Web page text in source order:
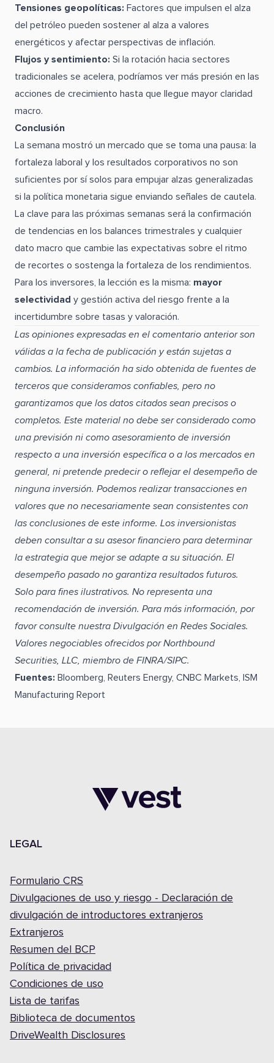
Tensiones geopolíticas: Factores que impulsen el alza
del petróleo pueden sostener al alza a valores
energéticos y afectar perspectivas de inflación.
Flujos y sentimiento: Si la rotación hacia sectores
tradicionales se acelera, podríamos ver más presión en las
acciones de crecimiento hasta que llegue mayor claridad
macro.
Conclusión
La semana mostró un mercado que se toma una pausa: la
fortaleza laboral y los resultados corporativos no son
suficientes por sí solos para empujar alzas generalizadas
si la política monetaria sigue enviando señales de cautela.
La clave para las próximas semanas será la confirmación
de tendencias en los balances trimestrales y cualquier
dato macro que cambie las expectativas sobre el ritmo
de recortes o sostenga la fortaleza de los rendimientos.
Para los inversores, la lección es la misma: mayor
selectividad y gestión activa del riesgo frente a la
incertidumbre sobre tasas y valoración.
Las opiniones expresadas en el comentario anterior son
válidas a la fecha de publicación y están sujetas a
cambios. La información ha sido obtenida de fuentes de
terceros que consideramos confiables, pero no
garantizamos que los datos citados sean precisos o
completos. Este material no debe ser considerado como
una previsión ni como asesoramiento de inversión
respecto a una inversión específica o a los mercados en
general, ni pretende predecir o reflejar el desempeño de
ninguna inversión. Podemos realizar transacciones en
valores que no necesariamente sean consistentes con
las conclusiones de este informe. Los inversionistas
deben consultar a su asesor financiero para determinar
la estrategia que mejor se adapte a su situación. El
desempeño pasado no garantiza resultados futuros.
Solo para fines ilustrativos. No representa una
recomendación de inversión. Para más información, por
favor consulte nuestra Divulgación en Redes Sociales.
Valores negociables ofrecidos por Northbound
Securities, LLC, miembro de FINRA/SIPC.
Fuentes: Bloomberg, Reuters Energy, CNBC Markets, ISM
Manufacturing Report
LEGAL
Formulario CRS
Divulgaciones de uso y riesgo - Declaración de
divulgación de introductores extranjeros
Extranjeros
Resumen del BCP
Política de privacidad
Condiciones de uso
Lista de tarifas
Biblioteca de documentos
DriveWealth Disclosures